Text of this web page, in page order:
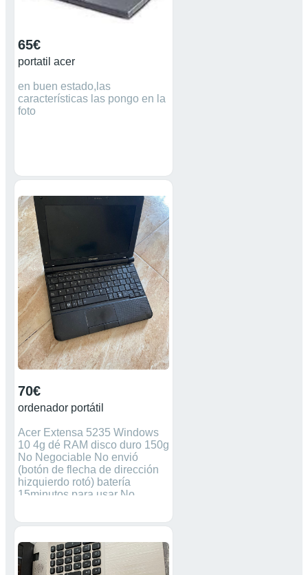
65€
portatil acer
en buen estado,las
características las pongo en la
foto
70€
ordenador portátil
Acer Extensa 5235 Windows
10 4g dé RAM disco duro 150g
No Negociable No envió
(botón de flecha de dirección
hizquierdo rotó) batería
15minutos para usar No